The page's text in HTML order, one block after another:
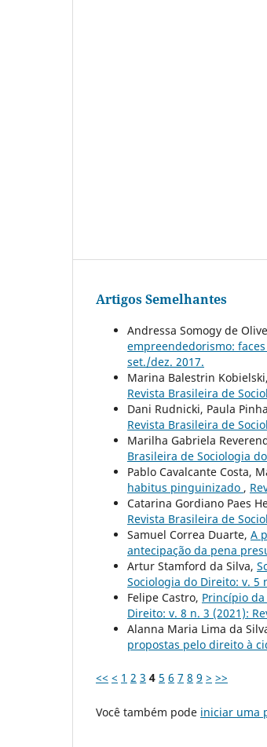
Artigos Semelhantes
Andressa Somogy de
empreendedorismo:
set./dez. 2017.
Marina Balestrin
Revista Brasileira de
Dani Rudnicki, Paula
Revista Brasileira de
Marilha Gabriela
Brasileira de Sociologia
Pablo Cavalcante Costa,
habitus pinguinizado ,
Catarina Gordiano Paes
Revista Brasileira de
Samuel Correa Duarte, A
antecipação da pena
Artur Stamford da Silva,
Sociologia do Direito: v. 5
Felipe Castro, Princípio
Direito: v. 8 n. 3 (2021):
Alanna Maria Lima da
propostas pelo direito à
<< < 1 2 3 4 5 6 7 8 9 > >>
Você também pode iniciar uma